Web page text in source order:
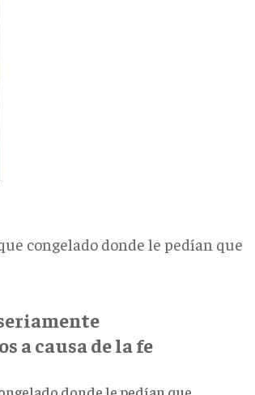
congelado donde le pedían que
a causa de la fe
donde le pedían que